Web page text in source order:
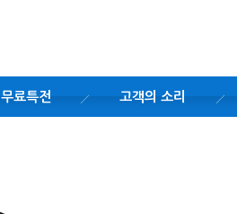
무료특전 고객의 소리